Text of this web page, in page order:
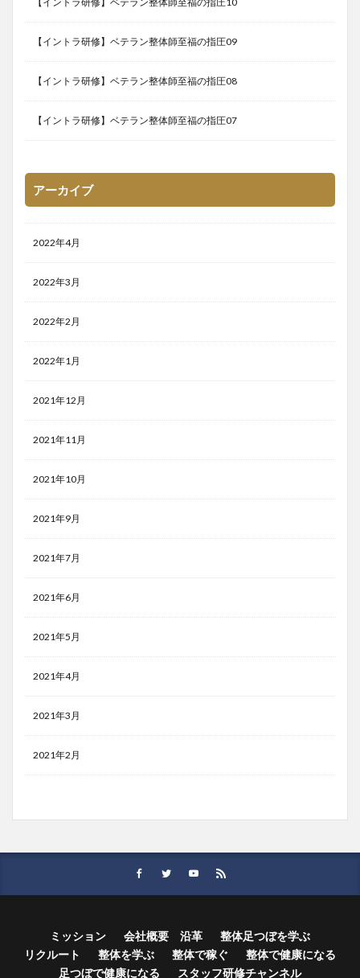
【イントラ研修】ベテラン整体師至福の指圧09
【イントラ研修】ベテラン整体師至福の指圧08
【イントラ研修】ベテラン整体師至福の指圧07
アーカイブ
2022年4月
2022年3月
2022年2月
2022年1月
2021年12月
2021年11月
2021年10月
2021年9月
2021年7月
2021年6月
2021年5月
2021年4月
2021年3月
2021年2月
ミッション 会社概要 沿革
整体足つぼを学ぶ
リクルート
整体を学ぶ 整体で稼ぐ
整体で健康になる
足つぼで健康になる
スタッフ研修チャンネル